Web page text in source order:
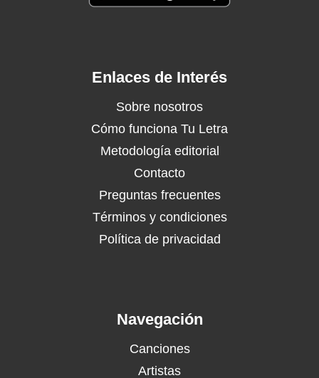
Enlaces de Interés
Sobre nosotros
Cómo funciona Tu Letra
Metodología editorial
Contacto
Preguntas frecuentes
Términos y condiciones
Política de privacidad
Navegación
Canciones
Artistas